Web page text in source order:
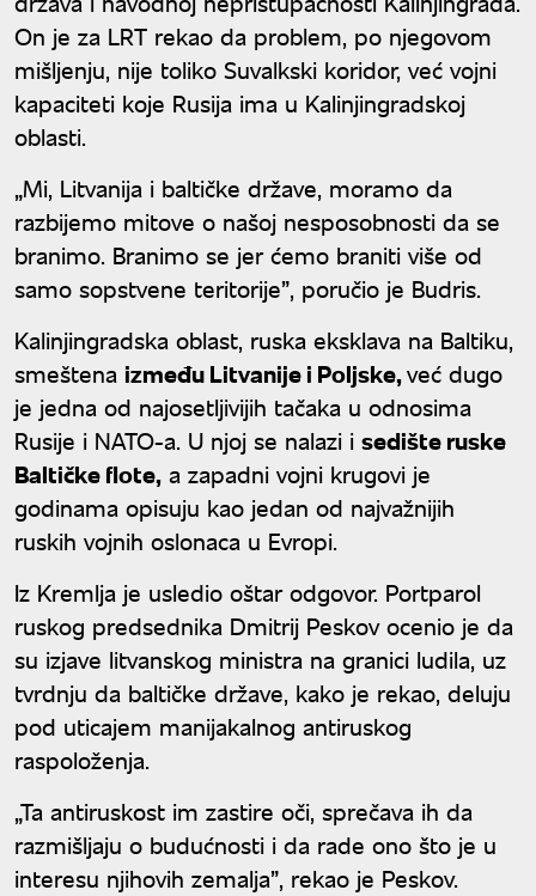
On je za LRT rekao da problem, po njegovom
mišljenju, nije toliko Suvalkski koridor, već vojni
kapaciteti koje Rusija ima u Kalinjingradskoj
oblasti.
„Mi, Litvanija i baltičke države, moramo da
razbijemo mitove o našoj nesposobnosti da se
branimo. Branimo se jer ćemo braniti više od
samo sopstvene teritorije”, poručio je Budris.
Kalinjingradska oblast, ruska eksklava na Baltiku,
smeštena između Litvanije i Poljske,već dugo
je jedna od najosetljivijih tačaka u odnosima
Rusije i NATO-a. U njoj se nalazi i sedište ruske
Baltičke flote, a zapadni vojni krugovi je
godinama opisuju kao jedan od najvažnijih
ruskih vojnih oslonaca u Evropi.
Iz Kremlja je usledio oštar odgovor. Portparol
ruskog predsednika Dmitrij Peskov ocenio je da
su izjave litvanskog ministra na granici ludila, uz
tvrdnju da baltičke države, kako je rekao, deluju
pod uticajem manijakalnog antiruskog
raspoloženja.
„Ta antiruskost im zastire oči, sprečava ih da
razmišljaju o budućnosti i da rade ono što je u
interesu njihovih zemalja”, rekao je Peskov.